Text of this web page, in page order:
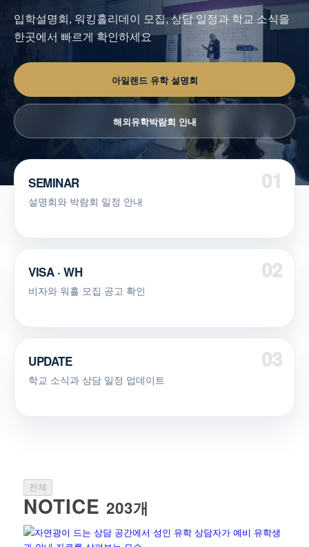
입학설명회, 워킹홀리데이 모집, 상담 일정과 학교 소식을
한곳에서 빠르게 확인하세요
아일랜드 유학 설명회
해외유학박람회 안내
SEMINAR
설명회와 박람회 일정 안내
VISA · WH
비자와 워홀 모집 공고 확인
UPDATE
학교 소식과 상담 일정 업데이트
전체
NOTICE 203개